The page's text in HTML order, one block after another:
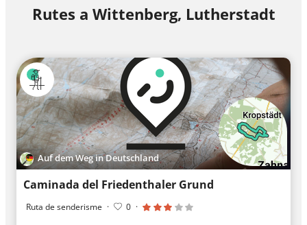
Rutes a Wittenberg, Lutherstadt
Auf dem Weg in Deutschland
Caminada del Friedenthaler Grund
Ruta de senderisme · 0 ·